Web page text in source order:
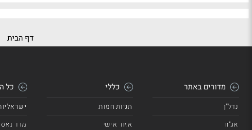
דף הבית
מדורים באתר
נדל"ן
אג"ח
כללי
תגיות חמות
אזור אישי
כל
מדד